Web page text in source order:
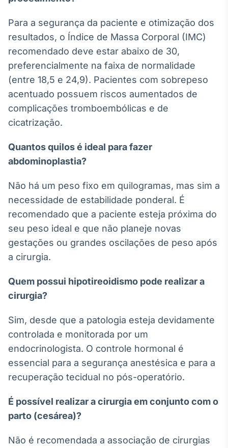
Para a segurança da paciente e otimização dos
resultados, o Índice de Massa Corporal (IMC)
recomendado deve estar abaixo de 30,
preferencialmente na faixa de normalidade
(entre 18,5 e 24,9). Pacientes com sobrepeso
acentuado possuem riscos aumentados de
complicações tromboembólicas e de
cicatrização.
Quantos quilos é ideal para fazer
abdominoplastia?
Não há um peso fixo em quilogramas, mas sim a
necessidade de estabilidade ponderal. É
recomendado que a paciente esteja próxima do
seu peso ideal e que não planeje novas
gestações ou grandes oscilações de peso após
a cirurgia.
Quem possui hipotireoidismo pode realizar a
cirurgia?
Sim, desde que a patologia esteja devidamente
controlada e monitorada por um
endocrinologista. O controle hormonal é
essencial para a segurança anestésica e para a
recuperação tecidual no pós-operatório.
É possível realizar a cirurgia em conjunto com o
parto (cesárea)?
Não é recomendada a associação de cirurgias